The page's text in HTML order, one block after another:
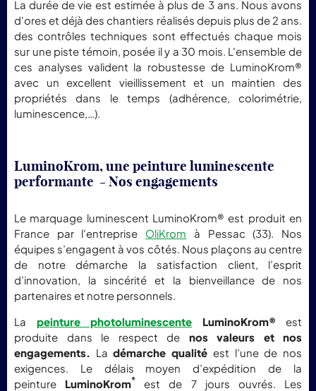
La durée de vie est estimée à plus de 3 ans. Nous avons
d'ores et déjà des chantiers réalisés depuis plus de 2 ans.
des contrôles techniques sont effectués chaque mois
sur une piste témoin, posée il y a 30 mois. L'ensemble de
ces analyses valident la robustesse de LuminoKrom®
avec un excellent vieillissement et un maintien des
propriétés dans le temps (adhérence, colorimétrie,
luminescence,…).
LuminoKrom, une peinture luminescente
performante - Nos engagements
Le marquage luminescent LuminoKrom® est produit en
France par l'entreprise OliKrom à Pessac (33). Nos
équipes s’engagent à vos côtés. Nous plaçons au centre
de notre démarche la satisfaction client, l’esprit
d’innovation, la sincérité et la bienveillance de nos
partenaires et notre personnels.
La peinture photoluminescente LuminoKrom® est
produite dans le respect de nos valeurs et nos
engagements. Ladémarche qualité est l’une de nos
exigences. Le délais moyen d’expédition de la
peinture LuminoKrom®
est de 7 jours ouvrés. Les